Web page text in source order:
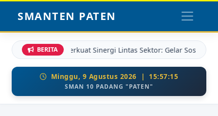
SMANTEN PATEN
BERITA
Perkuat Sinergi Lintas Sektor: Gelar Sosialisasi SPMB 2026
Minggu, 9 Agustus 2026 | 15:57:18
SMAN 10 PADANG "PATEN"